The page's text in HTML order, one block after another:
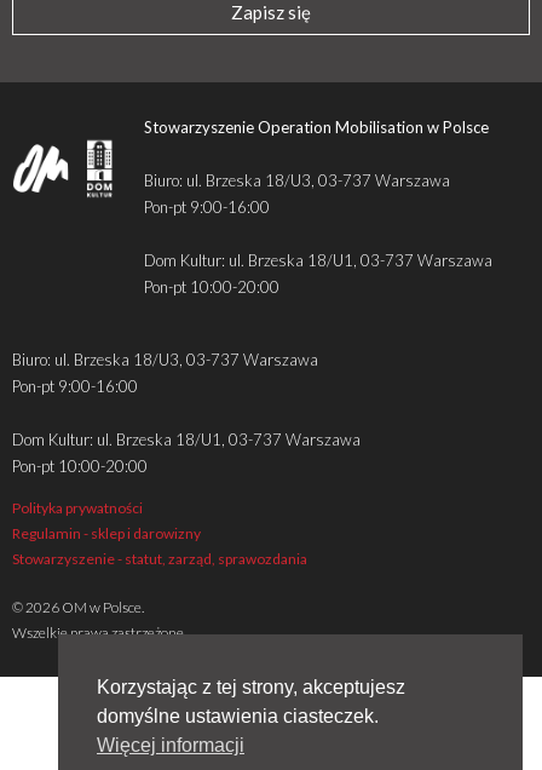
Zapisz się
Stowarzyszenie Operation Mobilisation w Polsce
Biuro: ul. Brzeska 18/U3, 03-737 Warszawa
Pon-pt 9:00-16:00
Dom Kultur: ul. Brzeska 18/U1, 03-737 Warszawa
Pon-pt 10:00-20:00
Biuro: ul. Brzeska 18/U3, 03-737 Warszawa
Pon-pt 9:00-16:00
Dom Kultur: ul. Brzeska 18/U1, 03-737 Warszawa
Pon-pt 10:00-20:00
Polityka prywatności
Regulamin - sklep i darowizny
Stowarzyszenie - statut, zarząd, sprawozdania
© 2026 OM w Polsce.
Wszelkie prawa zastrzeżone
Korzystając z tej strony, akceptujesz
domyślne ustawienia ciasteczek.
Więcej informacji